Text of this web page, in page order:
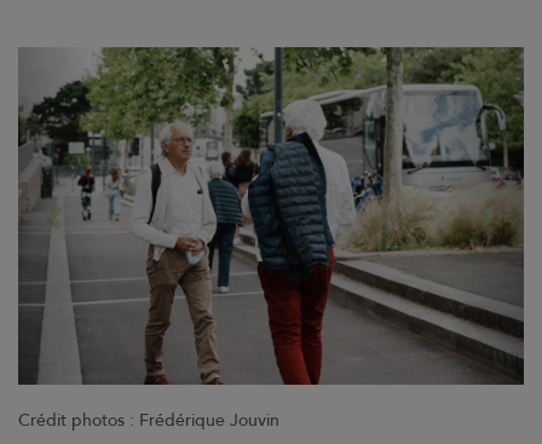
Previous Next
Crédit photos : Frédérique Jouvin
construction
Technicoop
Actualités
Contact
Coop et Nous
Suivez-nous sur
Suivez-nous sur